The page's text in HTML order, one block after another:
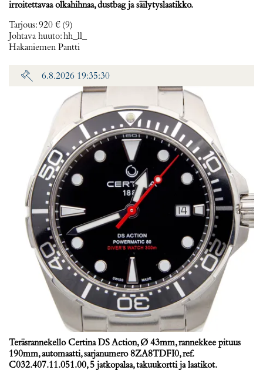
irroitettavaa olkahihnaa, dustbag ja säilytyslaatikko.
Tarjous:920 € (9)
Johtava huuto:hh_ll_
Hakaniemen Pantti
6.8.2026 19:35:30
Teräsrannekello Certina DS Action, Ø 43mm, rannekkee pituus
190mm, automaatti, sarjanumero 8ZA8TDFI0, ref.
C032.407.11.051.00, 5 jatkopalaa, takuukortti ja laatikot.